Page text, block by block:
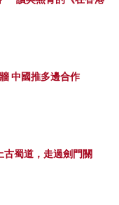
中國推多邊合作
蜀道，走過劍門關